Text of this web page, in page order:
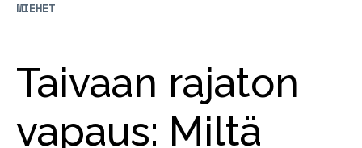
Taivaan rajaton
vapaus: Miltä
MIEHET